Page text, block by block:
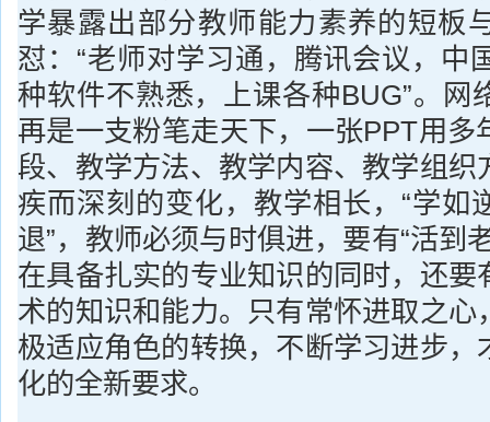
学暴露出部分教师能力素养的短板
怼：“老师对学习通，腾讯会议，中
种软件不熟悉，上课各种BUG”。网
再是一支粉笔走天下，一张PPT用多
段、教学方法、教学内容、教学组织
疾而深刻的变化，教学相长，“学如
退”，教师必须与时俱进，要有“活到
在具备扎实的专业知识的同时，还要
术的知识和能力。只有常怀进取之心
极适应角色的转换，不断学习进步，
化的全新要求。